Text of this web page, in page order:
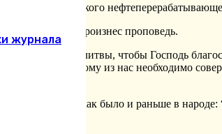
журнала
Афипского
Василий произнес проповедь.
совершают молитвы, чтобы Господь
дела. Каждому из нас необходимо
как было и раньше в